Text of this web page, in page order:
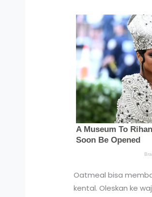
Oatmeal bisa
kental. Oleskan ke